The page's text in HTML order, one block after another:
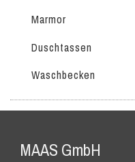
Marmor
Duschtassen
Waschbecken
MAAS GmbH